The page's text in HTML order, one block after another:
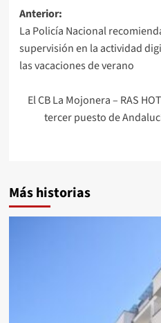
Navegación
de
entradas
Anterior:
La Policía Nacional
supervisión en la actividad
las vacaciones de verano
El CB La Mojonera – RAS
tercer puesto de
Más historias